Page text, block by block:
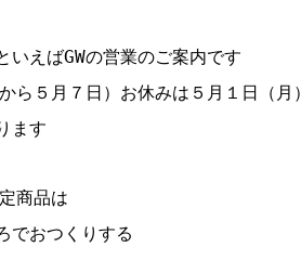
いえばGWの営業のご案内です
ら５月７日）お休みは５月１日（月
ます
商品は
でおつくりする